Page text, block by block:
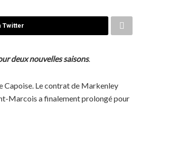
Twitter
deux nouvelles saisons.
Capoise. Le contrat de Markenley
Marcois a finalement prolongé pour